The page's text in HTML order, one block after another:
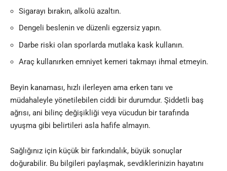
Sigarayı bırakın, alkolü azaltın.
Dengeli beslenin ve düzenli egzersiz yapın.
Darbe riski olan sporlarda mutlaka kask kullanın.
Araç kullanırken emniyet kemeri takmayı ihmal etmeyin.
Beyin kanaması, hızlı ilerleyen ama erken tanı ve
müdahaleyle yönetilebilen ciddi bir durumdur. Şiddetli baş
ağrısı, ani bilinç değişikliği veya vücudun bir tarafında
uyuşma gibi belirtileri asla hafife almayın.
Sağlığınız için küçük bir farkındalık, büyük sonuçlar
doğurabilir. Bu bilgileri paylaşmak, sevdiklerinizin hayatını